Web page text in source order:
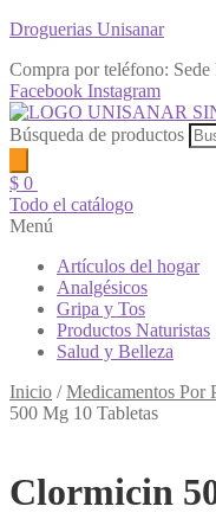
Droguerias Unisanar
Compra por teléfono:
Facebook Instagram
Búsqueda de productos
$ 0
Todo el catálogo
Menú
Artículos del hogar
Analgésicos
Gripa y Tos
Productos Naturistas
Salud y Belleza
Inicio /Medicamentos Por
500 Mg 10 Tabletas
Clormicin